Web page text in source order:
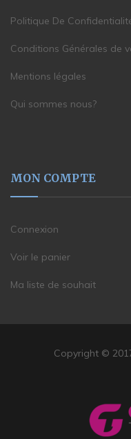
Politique De
Conditions Générales de
Mentions légales
Qui sommes nous?
MON COMPTE
Connexion
Voir le panier
Ma liste de souhait
Copyright ©